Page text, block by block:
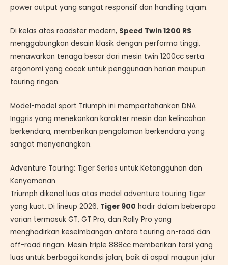
power output yang sangat responsif dan handling tajam.
Di kelas atas roadster modern, Speed Twin 1200 RS
menggabungkan desain klasik dengan performa tinggi,
menawarkan tenaga besar dari mesin twin 1200cc serta
ergonomi yang cocok untuk penggunaan harian maupun
touring ringan.
Model-model sport Triumph ini mempertahankan DNA
Inggris yang menekankan karakter mesin dan kelincahan
berkendara, memberikan pengalaman berkendara yang
sangat menyenangkan.
Adventure Touring: Tiger Series untuk Ketangguhan dan
Kenyamanan
Triumph dikenal luas atas model adventure touring Tiger
yang kuat. Di lineup 2026, Tiger 900 hadir dalam beberapa
varian termasuk GT, GT Pro, dan Rally Pro yang
menghadirkan keseimbangan antara touring on-road dan
off-road ringan. Mesin triple 888cc memberikan torsi yang
luas untuk berbagai kondisi jalan, baik di aspal maupun jalur